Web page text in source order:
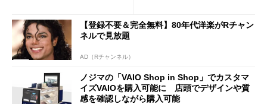
【登録不要＆完全無料】80年代洋楽がRチャン
ネルで見放題
AD（Rチャンネル）
ノジマの「VAIO Shop in Shop」でカスタマ
イズVAIOを購入可能に 店頭でデザインや質
感を確認しながら購入可能